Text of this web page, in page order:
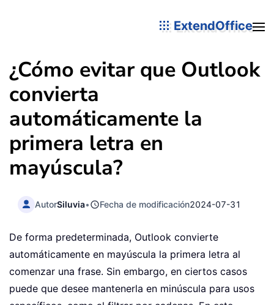
ExtendOffice
¿Cómo evitar que Outlook
convierta
automáticamente la
primera letra en
mayúscula?
AutorSiluvia• Fecha de modificación2024-07-31
De forma predeterminada, Outlook convierte
automáticamente en mayúscula la primera letra al
comenzar una frase. Sin embargo, en ciertos casos
puede que desee mantenerla en minúscula para usos